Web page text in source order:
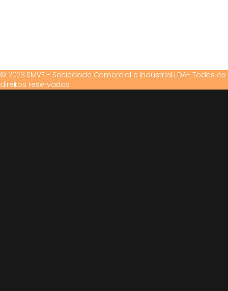
© 2023 SMVF - Sociedade Comercial e Industrial LDA- Todos os
direitos reservados